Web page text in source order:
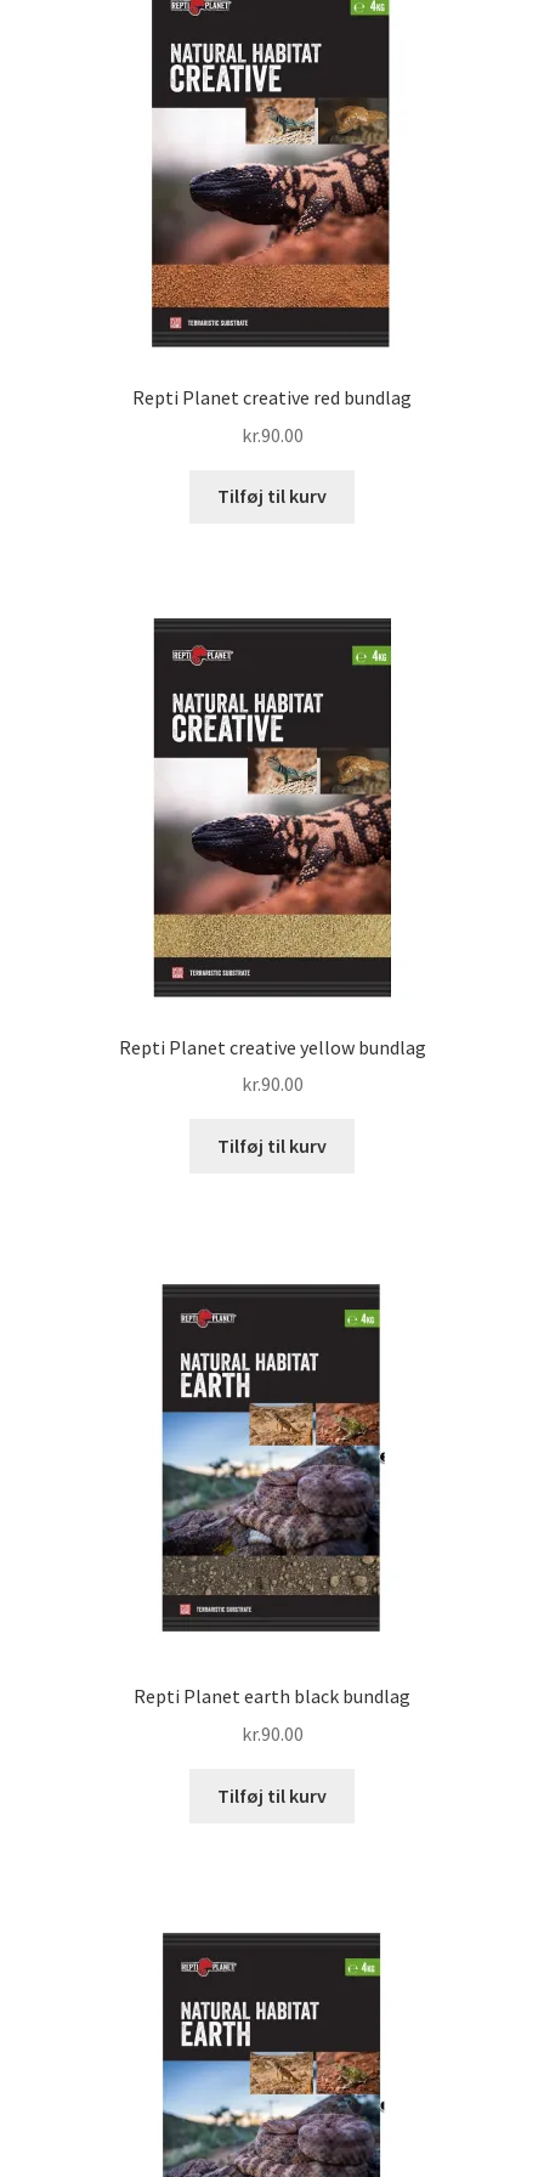
Repti Planet creative red bundlag
kr.90.00
Tilføj til kurv
Repti Planet creative yellow bundlag
kr.90.00
Tilføj til kurv
Repti Planet earth black bundlag
kr.90.00
Tilføj til kurv